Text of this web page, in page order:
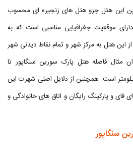
همچنین این هتل جزو هتل های زنجیره ای محسوب
موقعیت جغرافیایی مناسبی است که به
این هتل به مرکز شهر و تمام نقاط دیدنی شهر
مثال فاصله هتل پارک سورین سنگاپور تا
بین‌ المللی سنگاپور ۱۴ کیلومتر است. همچنین از دلایل اصلی شهرت این
و پارکینگ رایگان و اتاق های خانوادگی و
سنگاپور